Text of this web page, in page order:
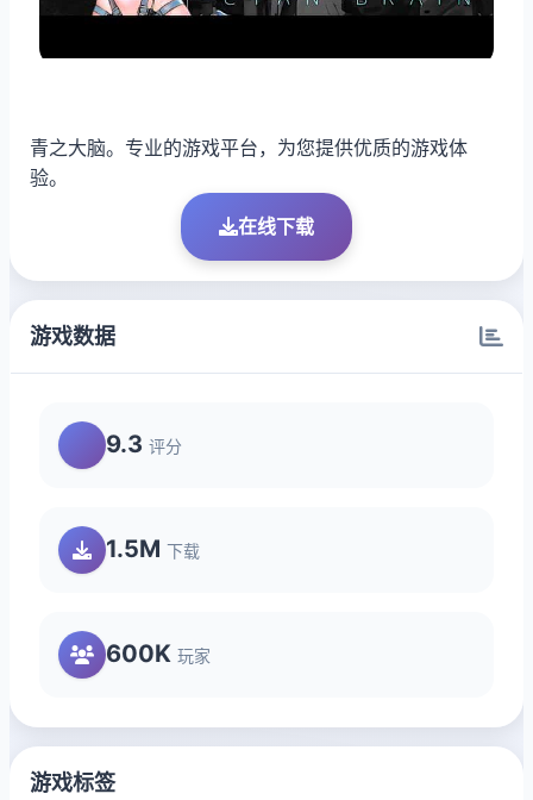
青之大脑。专业的游戏平台，为您提供优质的游戏体
验。
在线下载
游戏数据
9.3 评分
1.5M 下载
600K 玩家
游戏标签